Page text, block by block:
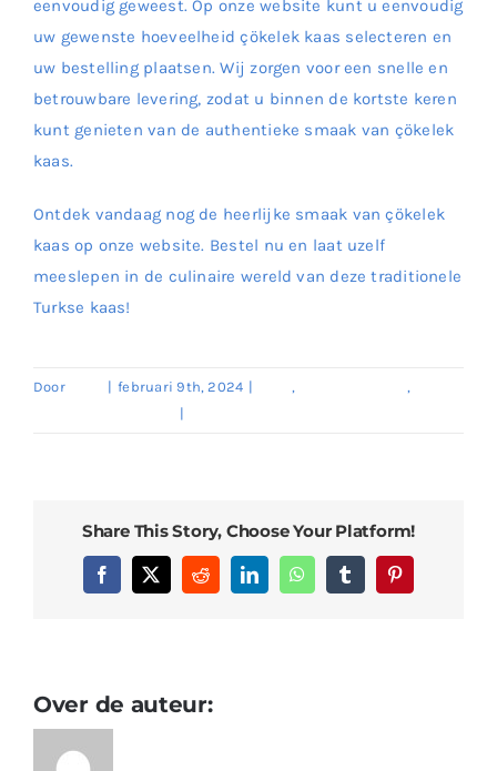
eenvoudig geweest. Op onze website kunt u eenvoudig
uw gewenste hoeveelheid çökelek kaas selecteren en
uw bestelling plaatsen. Wij zorgen voor een snelle en
betrouwbare levering, zodat u binnen de kortste keren
kunt genieten van de authentieke smaak van çökelek
kaas.
Ontdek vandaag nog de heerlijke smaak van çökelek
kaas op onze website. Bestel nu en laat uzelf
meeslepen in de culinaire wereld van deze traditionele
Turkse kaas!
Door | februari 9th, 2024 | Kaas, Melk Producten,
|
Share This Story, Choose Your Platform!
Facebook
X RedditLinkedInWhatsAppTumblrPinterest
Over de auteur: